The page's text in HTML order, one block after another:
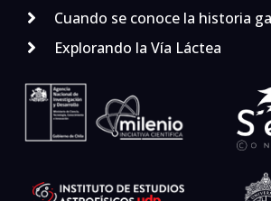
Cuando se conoce la historia
Explorando la Vía Láctea